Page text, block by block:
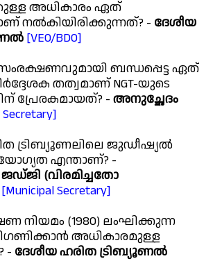
അധികാരം ഏത്
നൽകിയിരിക്കുന്നത്? - ദേശീയ
[VEO/BDO]
സംരക്ഷണവുമായി ബന്ധപ്പെട്ട ഏത്
തത്വമാണ് NGT-യുടെ
പ്രേരകമായത്? - അനുച്ഛേദം
ട്രിബ്യൂണലിലെ ജുഡീഷ്യൽ
എന്താണ്? -
(വിരമിച്ചതോ
[Municipal Secretary]
നിയമം (1980) ലംഘിക്കുന്ന
അധികാരമുള്ള
- ദേശീയ ഹരിത ട്രിബ്യൂണൽ